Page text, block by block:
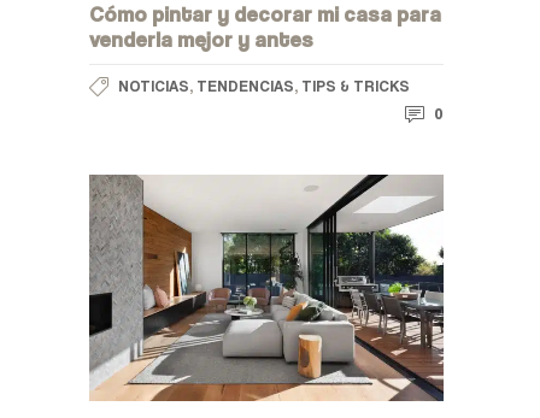
Cómo pintar y decorar mi casa para
venderla mejor y antes
NOTICIAS, TENDENCIAS, TIPS & TRICKS
0